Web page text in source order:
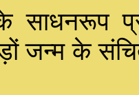
साधनरूप
जन्म के